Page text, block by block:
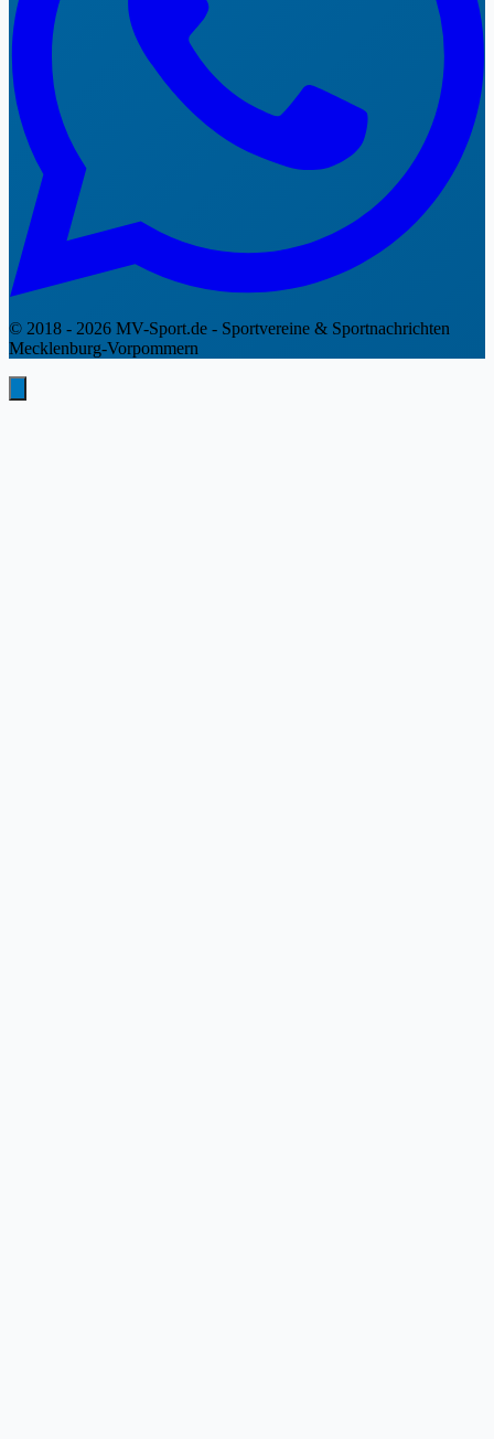
© 2018 - 2026 MV-Sport.de - Sportvereine & Sportnachrichten
Mecklenburg-Vorpommern